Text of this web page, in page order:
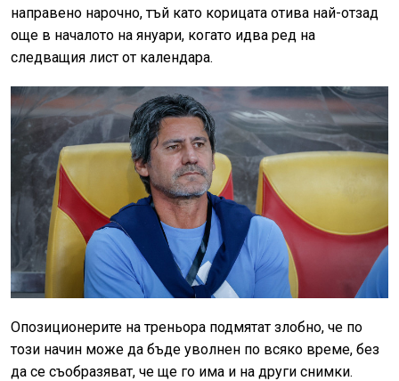
направено нарочно, тъй като корицата отива най-отзад
още в началото на януари, когато идва ред на
следващия лист от календара.
Опозиционерите на треньора подмятат злобно, че по
този начин може да бъде уволнен по всяко време, без
да се съобразяват, че ще го има и на други снимки.